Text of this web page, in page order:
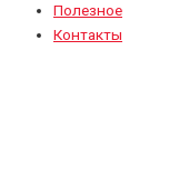
Полезное
Контакты